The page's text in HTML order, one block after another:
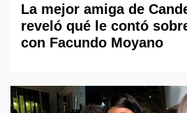
La mejor amiga de
reveló qué le contó
con Facundo Moyano